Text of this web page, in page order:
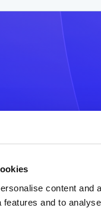
content and
features and to
す。